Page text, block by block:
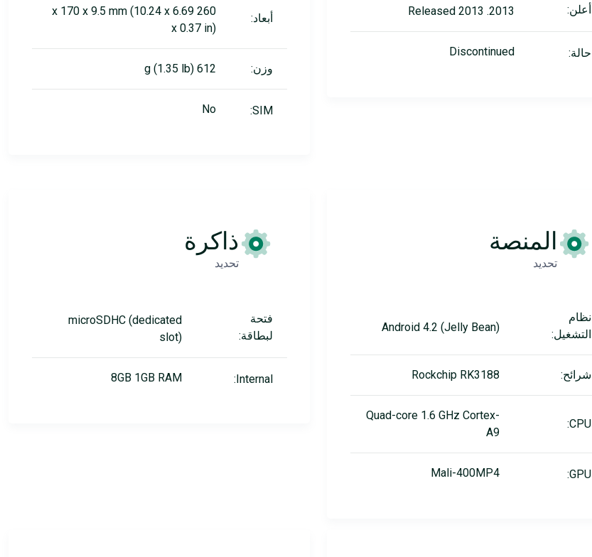
أعلن: 2013. Released 2013
حالة: Discontinued
أبعاد:
260 x 170 x 9.5 mm (10.24 x 6.69
x 0.37 in)
وزن: 612 g (1.35 lb)
SIM:
No
المنصة
تحديد
نظام
التشغيل:
Android 4.2 (Jelly Bean)
شرائح: Rockchip RK3188
CPU:
Quad-core 1.6 GHz Cortex-
A9
GPU:
Mali-400MP4
ذاكرة
تحديد
فتحة
لبطاقة:
microSDHC (dedicated
slot)
Internal:
8GB 1GB RAM